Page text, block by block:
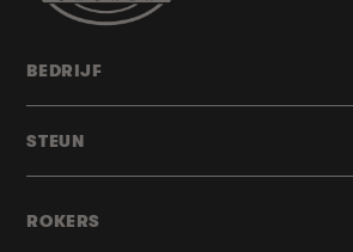
ROKERS
BEDRIJF
STEUN